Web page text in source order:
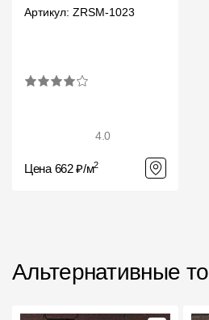
Артикул: ZRSM-1023
4.0
Цена 662 ₽/м2
Альтернативные